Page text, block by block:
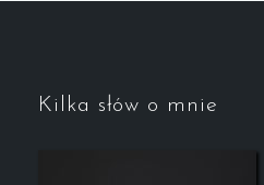
Kilka słów o mnie